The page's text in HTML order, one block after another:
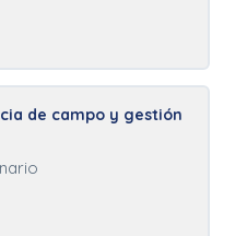
de campo y gestión